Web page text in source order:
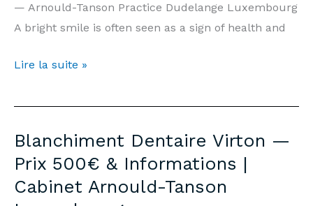
— Arnould-Tanson Practice Dudelange Luxembourg
A bright smile is often seen as a sign of health and
Teeth
Saint-
—
Price
€500
Lire la suite »
Blanchiment Dentaire Virton —
Prix 500€ & Informations |
Cabinet Arnould-Tanson